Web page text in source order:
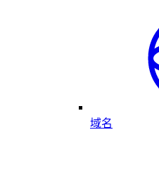
域名